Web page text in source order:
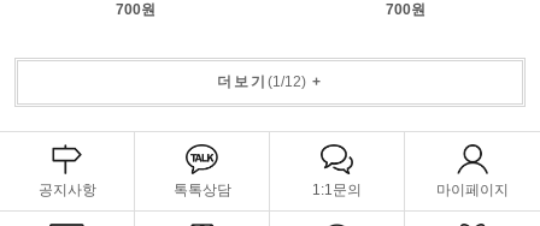
700원
700원
더보기 (1/12) +
공지사항 톡톡상담 1:1문의 마이페이지